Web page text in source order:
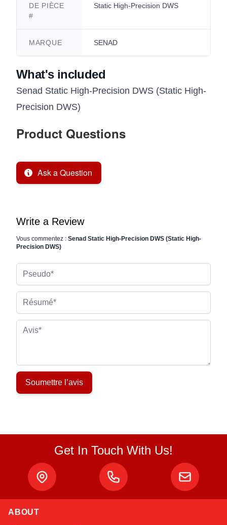
DE PIÈCE
#
Static High-Precision DWS
MARQUE SENAD
What's included
Senad Static High-Precision DWS (Static High-
Precision DWS)
Product Questions
Ask a Question
Write a Review
Vous commentez : Senad Static High-Precision DWS (Static High-
Precision DWS)
Résumé
Avis
Soumettre l’avis
Get In Touch With Us!
ABOUT